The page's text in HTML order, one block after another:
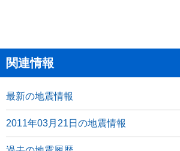
関連情報
最新の地震情報
2011年03月21日の地震情報